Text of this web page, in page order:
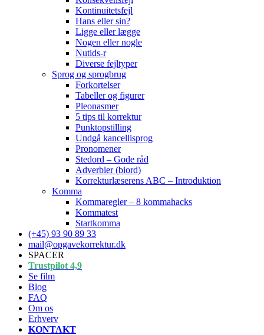
Kontinuitetsfejl
Hans eller sin?
Ligge eller lægge
Nogen eller nogle
Nutids-r
Diverse fejltyper
Sprog og sprogbrug
Forkortelser
Tabeller og figurer
Pleonasmer
5 tips til korrektur
Punktopstilling
Undgå kancellisprog
Pronomener
Stedord – Gode råd
Adverbier (biord)
Korrekturlæserens ABC – Introduktion
Komma
Kommaregler – 8 kommahacks
Kommatest
Startkomma
(+45) 93 90 89 33
mail@opgavekorrektur.dk
SPACER
Trustpilot 4,9
Se film
Blog
FAQ
Om os
Erhverv
KONTAKT